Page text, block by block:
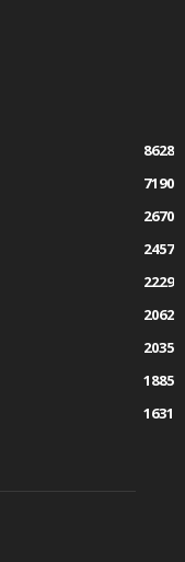
8628
7190
2670
2457
2229
2062
2035
1885
1631